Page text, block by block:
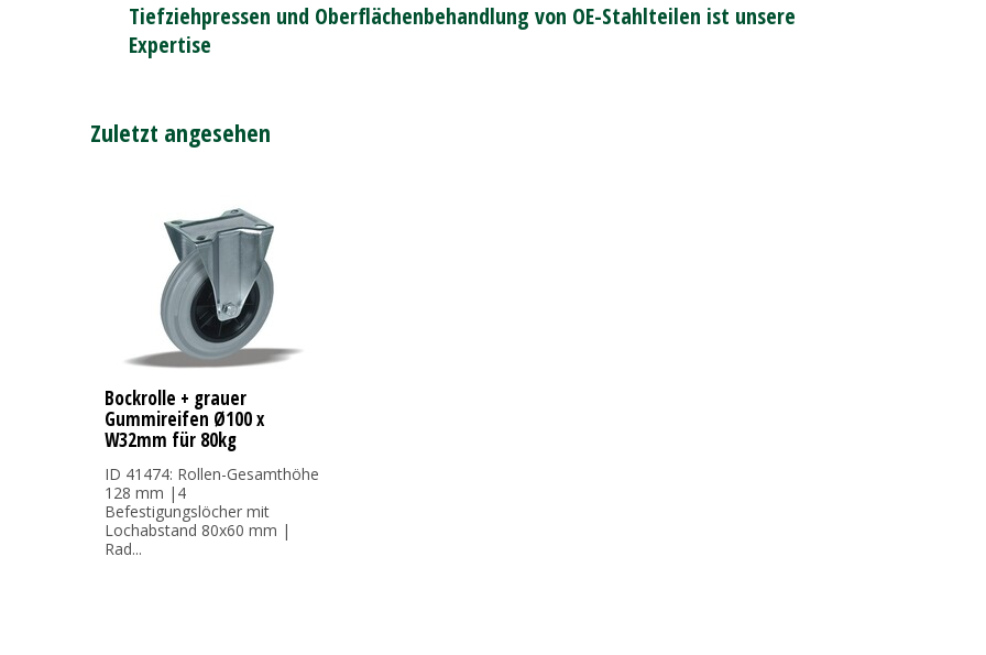
Tiefziehpressen und Oberflächenbehandlung von OE-Stahlteilen ist unsere
Expertise
Zuletzt angesehen
Bockrolle + grauer
Gummireifen Ø100 x
W32mm für 80kg
ID 41474: Rollen-Gesamthöhe
128 mm |4
Befestigungslöcher mit
Lochabstand 80x60 mm |
Rad...